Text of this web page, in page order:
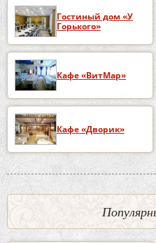
Гостиный дом «У
Горького»
Кафе «ВитМар»
Кафе «Дворик»